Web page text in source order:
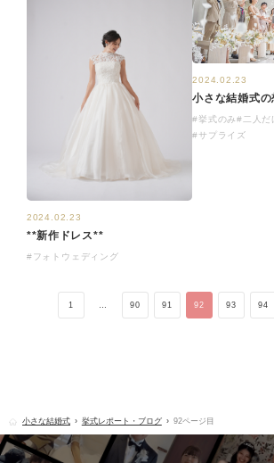
2024.02.23
**新作ドレス**
#フォトウェディング
2024.02.23
小さな結婚式
#挙式のみ#二人だ
#サプライズ
1 … 90 91 92 93 94
小さな結婚式 挙式レポート・ブログ 92ページ目